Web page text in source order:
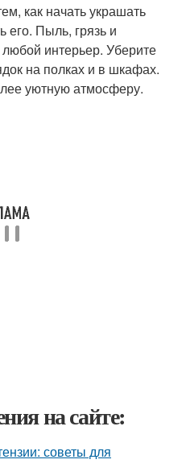
как начать украшать
его. Пыль, грязь и
любой интерьер. Уберите
на полках и в шкафах.
уютную атмосферу.
на сайте:
советы для